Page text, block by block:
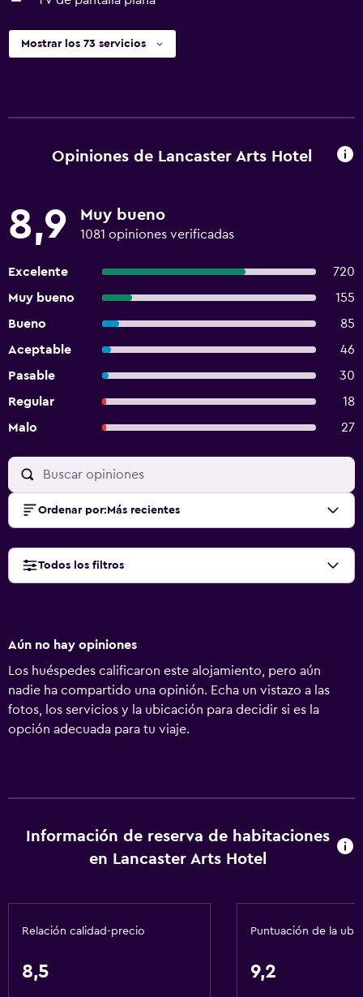
Mostrar los 73 servicios
Opiniones de Lancaster Arts Hotel
8,9 Muy bueno
1081 opiniones verificadas
Excelente
720
Muy bueno
155
Bueno
85
Aceptable
46
Pasable
30
Regular
18
Malo
27
Ordenar por: Más recientes
Todos los filtros
Aún no hay opiniones
Los huéspedes calificaron este alojamiento, pero aún
nadie ha compartido una opinión. Echa un vistazo a las
fotos, los servicios y la ubicación para decidir si es la
opción adecuada para tu viaje.
Información de reserva de habitaciones
en Lancaster Arts Hotel
Relación calidad-precio
8,5
Puntuación de la
9,2